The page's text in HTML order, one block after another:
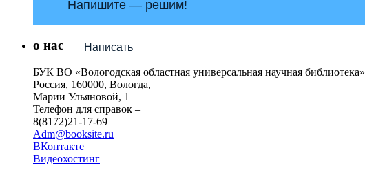
Напишите — решим!
Написать
о нас
БУК ВО «Вологодская областная универсальная научная библиотека»
Россия, 160000, Вологда,
Марии Ульяновой, 1
Телефон для справок –
8(8172)21-17-69
Adm@booksite.ru
ВКонтакте
Видеохостинг